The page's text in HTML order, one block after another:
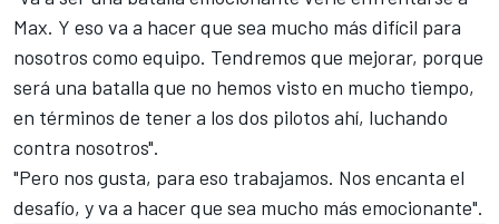
Max. Y eso va a hacer que sea mucho más difícil para
nosotros como equipo. Tendremos que mejorar, porque
será una batalla que no hemos visto en mucho tiempo,
en términos de tener a los dos pilotos ahí, luchando
contra nosotros".
"Pero nos gusta, para eso trabajamos. Nos encanta el
desafío, y va a hacer que sea mucho más emocionante".